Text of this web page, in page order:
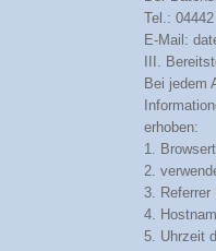
Tel.:
E-Mail:
III.
Bei jedem
erhoben:
1.
2.
3. Referrer
4.
5. Uhrzeit